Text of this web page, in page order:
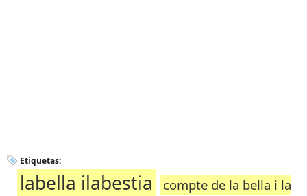
Etiquetas:
labella ilabestia
compte de la bella i la